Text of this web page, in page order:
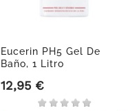
Eucerin PH5 Gel De
Baño, 1 Litro
Precio
12,95 €